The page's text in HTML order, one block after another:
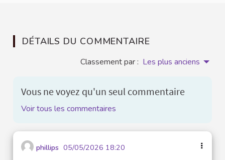
DÉTAILS DU COMMENTAIRE
Classement par : Les plus anciens
Vous ne voyez qu'un seul commentaire
Voir tous les commentaires
phillips 05/05/2026 18:20